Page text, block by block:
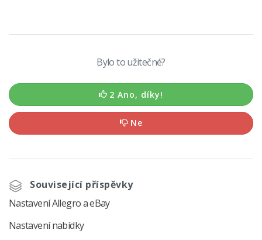
Bylo to užitečné?
2 Ano, díky!
Ne
Související příspěvky
Nastavení Allegro a eBay
Nastavení nabídky